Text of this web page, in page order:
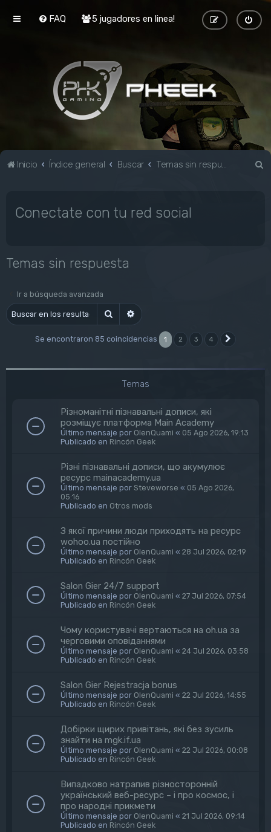
FAQ 5 jugadores en linea!
Inicio Índice general Buscar Temas sin respuesta
Conectate con tu red social
Temas sin respuesta
Ir a búsqueda avanzada
Buscar Búsqueda avanzada
Se encontraron 85 coincidencias 1 2 3 4
Temas
Різноманітні пізнавальні дописи, які
розміщує платформа Main Academy
Último mensaje por OlenQuami « 05 Ago 2026, 19:13
Publicado en Rincón Geek
Різні пізнавальні дописи, що акумулює
ресурс mainacademy.ua
Último mensaje por Steveworse « 05 Ago 2026,
05:16
Publicado en Otros mods
З якої причини люди приходять на ресурс
wohoo.ua постійно
Último mensaje por OlenQuami « 28 Jul 2026, 02:19
Publicado en Rincón Geek
Salon Gier 24/7 support
Último mensaje por OlenQuami « 27 Jul 2026, 07:54
Publicado en Rincón Geek
Чому користувачі вертаються на oh.ua за
черговими оповіданнями
Último mensaje por OlenQuami « 24 Jul 2026, 03:58
Publicado en Rincón Geek
Salon Gier Rejestracja bonus
Último mensaje por OlenQuami « 22 Jul 2026, 14:55
Publicado en Rincón Geek
Добірки щирих привітань, які без зусиль
знайти на mgk.if.ua
Último mensaje por OlenQuami « 22 Jul 2026, 00:08
Publicado en Rincón Geek
Випадково натрапив різносторонній
український веб-ресурс – і про космос, і
про народні прикмети
Último mensaje por OlenQuami « 21 Jul 2026, 09:14
Publicado en Rincón Geek